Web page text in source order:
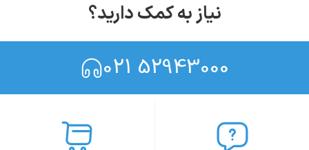
نیاز به کمک دارید؟
021 52943000